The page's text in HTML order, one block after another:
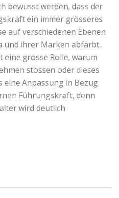
bewusst werden, dass der
ein immer grösseres
auf verschiedenen Ebenen
und ihrer Marken abfärbt.
eine grosse Rolle, warum
stossen oder dieses
eine Anpassung in Bezug
Führungskraft, denn
wird deutlich